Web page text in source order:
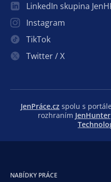
LinkedIn skupina
Instagram
TikTok
Twitter / X
JenPráce.cz spolu s
rozhraním JenHunter
NABÍDKY PRÁCE